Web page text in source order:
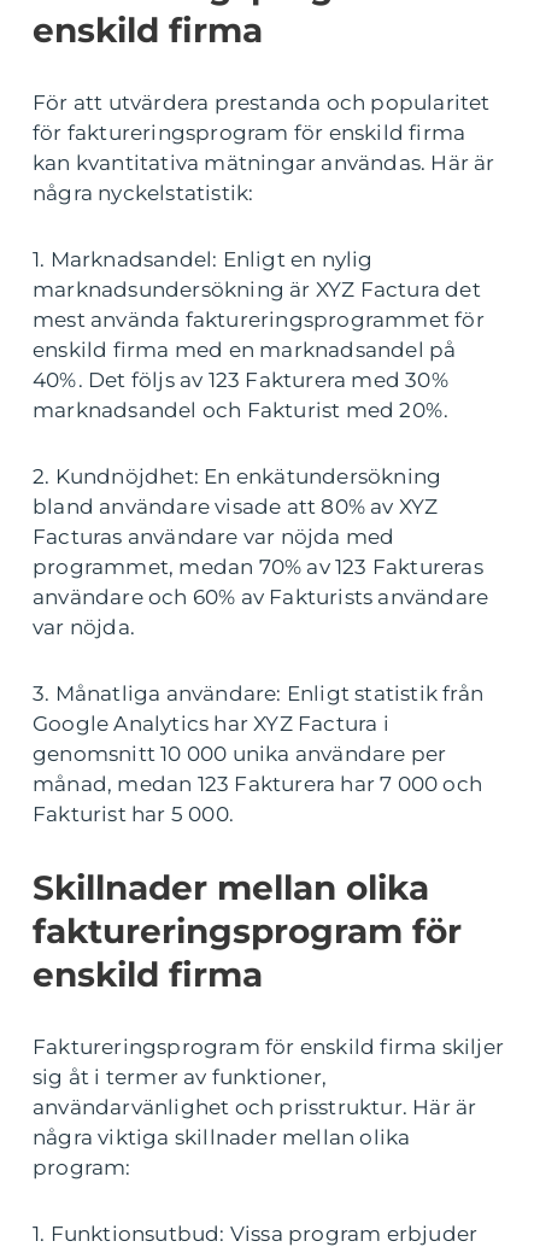
enskild firma
För att utvärdera prestanda och popularitet
för faktureringsprogram för enskild firma
kan kvantitativa mätningar användas. Här är
några nyckelstatistik:
1. Marknadsandel: Enligt en nylig
marknadsundersökning är XYZ Factura det
mest använda faktureringsprogrammet för
enskild firma med en marknadsandel på
40%. Det följs av 123 Fakturera med 30%
marknadsandel och Fakturist med 20%.
2. Kundnöjdhet: En enkätundersökning
bland användare visade att 80% av XYZ
Facturas användare var nöjda med
programmet, medan 70% av 123 Faktureras
användare och 60% av Fakturists användare
var nöjda.
3. Månatliga användare: Enligt statistik från
Google Analytics har XYZ Factura i
genomsnitt 10 000 unika användare per
månad, medan 123 Fakturera har 7 000 och
Fakturist har 5 000.
Skillnader mellan olika
faktureringsprogram för
enskild firma
Faktureringsprogram för enskild firma skiljer
sig åt i termer av funktioner,
användarvänlighet och prisstruktur. Här är
några viktiga skillnader mellan olika
program:
1. Funktionsutbud: Vissa program erbjuder